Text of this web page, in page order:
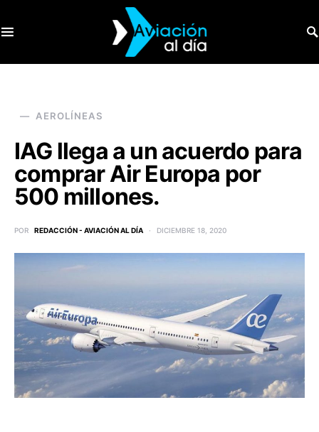
AEROLÍNEAS
IAG llega a un acuerdo para
comprar Air Europa por
500 millones.
POR REDACCIÓN - AVIACIÓN AL DÍA DICIEMBRE 18, 2020